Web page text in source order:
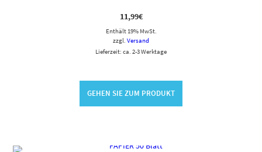
11,99€
Enthält 19% MwSt.
zzgl. Versand
Lieferzeit: ca. 2-3 Werktage
GEHEN SIE ZUM PRODUKT